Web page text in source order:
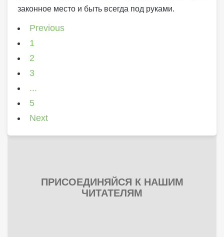
законное место и быть всегда под руками.
Previous
1
2
3
...
5
Next
ПРИСОЕДИНЯЙСЯ К НАШИМ
ЧИТАТЕЛЯМ